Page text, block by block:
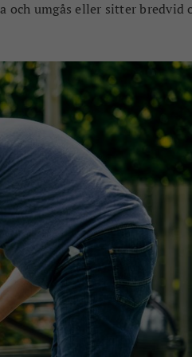
och umgås eller sitter bredvid